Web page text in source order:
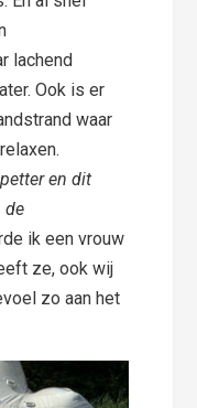
lachend
Ook is er
waar
en dit
de
ik een vrouw
ze, ook wij
zo aan het